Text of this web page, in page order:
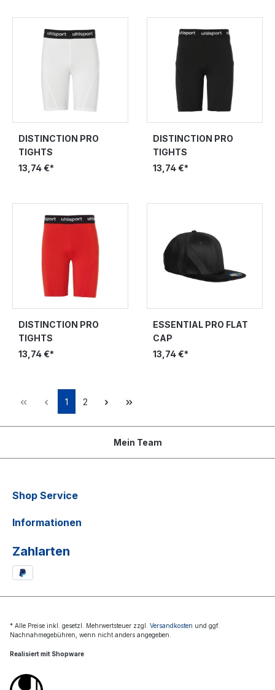
DISTINCTION PRO
TIGHTS
13,74 €*
DISTINCTION PRO
TIGHTS
13,74 €*
DISTINCTION PRO
TIGHTS
13,74 €*
ESSENTIAL PRO FLAT
CAP
13,74 €*
1 2
Mein Team
Shop Service
Informationen
Zahlarten
* Alle Preise inkl. gesetzl. Mehrwertsteuer zzgl. Versandkosten und ggf.
Nachnahmegebühren, wenn nicht anders angegeben.
Realisiert mit Shopware